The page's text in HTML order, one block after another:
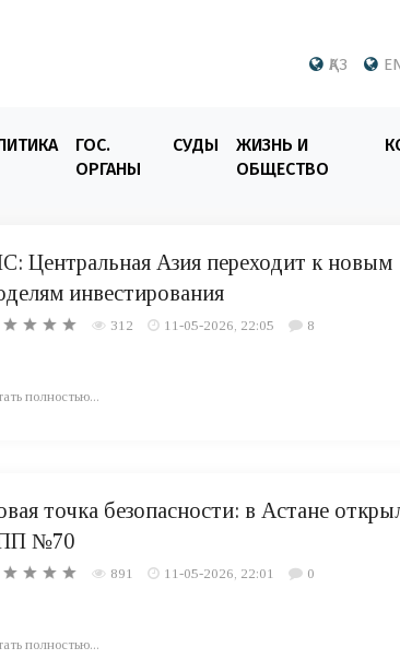
ҚАЗ
ГОС.
ОРГАНЫ
СУДЫ
ЖИЗНЬ И
ОБЩЕСТВО
Центральная Азия переходит к новым
инвестирования
312 11-05-2026, 22:05 8
полностью...
точка безопасности: в Астане
№70
891 11-05-2026, 22:01 0
полностью...